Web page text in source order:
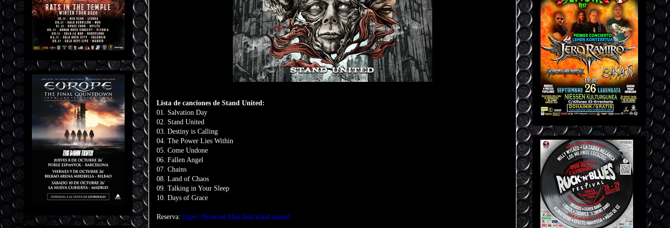
Lista de canciones de Stand United:
01. Salvation Day
02. Stand United
03. Destiny is Calling
04. The Power Lies Within
05. Come Undone
06. Fallen Angel
07. Chains
08. Land of Chaos
09. Talking in Your Sleep
10. Days of Grace
Reserva: https://firewind.bfan.link/stand-united